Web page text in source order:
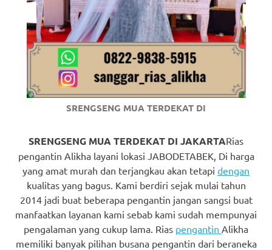
these
guys
comment
here
replica
SRENGSENG MUA TERDEKAT DI
SRENGSENG MUA TERDEKAT DI JAKARTARias
pengantin Alikha layani lokasi JABODETABEK, Di harga
yang amat murah dan terjangkau akan tetapi dengan
kualitas yang bagus. Kami berdiri sejak mulai tahun
2014 jadi buat beberapa pengantin jangan sangsi buat
manfaatkan layanan kami sebab kami sudah mempunyai
pengalaman yang cukup lama. Rias pengantin Alikha
memiliki banyak pilihan busana pengantin dari beraneka